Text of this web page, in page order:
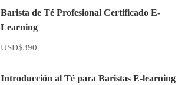
Barista de Té Profesional Certificado E-
Learning
USD$390
Introducción al Té para Baristas E-learning